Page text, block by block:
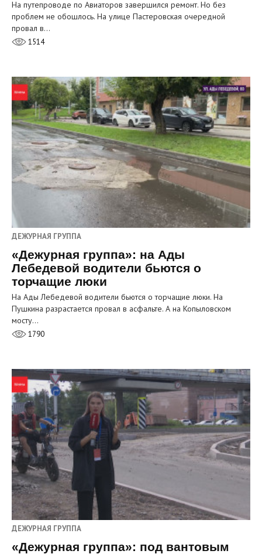
На путепроводе по Авиаторов завершился ремонт. Но без
проблем не обошлось. На улице Пастеровская очередной
провал в…
1514
ДЕЖУРНАЯ ГРУППА
«Дежурная группа»: на Ады
Лебедевой водители бьются о
торчащие люки
На Ады Лебедевой водители бьются о торчащие люки. На
Пушкина разрастается провал в асфальте. А на Копыловском
мосту…
1790
ДЕЖУРНАЯ ГРУППА
«Дежурная группа»: под вантовым